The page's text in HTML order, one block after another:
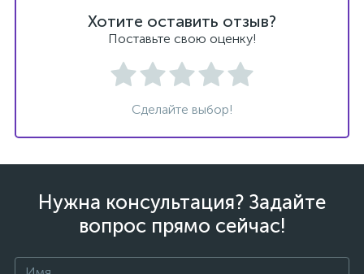
Хотите оставить отзыв?
Поставьте свою оценку!
Сделайте выбор!
Нужна консультация? Задайте
вопрос прямо сейчас!